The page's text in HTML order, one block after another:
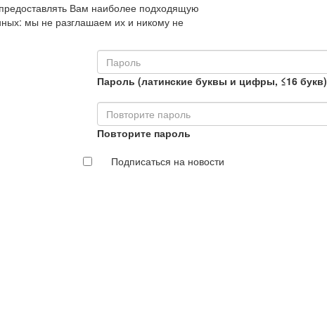
Вам наиболее подходящую
мы не разглашаем их и никому не
Пароль (латинские буквы и цифры, ≤16 букв)
Повторите пароль
Подписаться на новости